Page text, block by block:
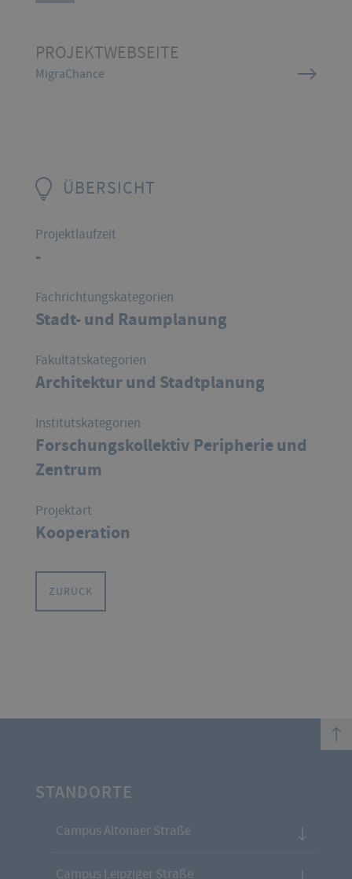
PROJEKTWEBSEITE
MigraChance
ÜBERSICHT
Projektlaufzeit
-
Fachrichtungskategorien
Stadt- und Raumplanung
Fakultätskategorien
Architektur und Stadtplanung
Institutskategorien
Forschungskollektiv Peripherie und
Zentrum
Projektart
Kooperation
ZURÜCK
top
STANDORTE
Campus Altonaer Straße
Campus Leipziger Straße